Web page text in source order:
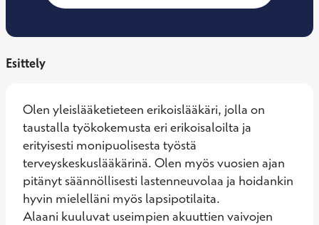
Esittely
Olen yleislääketieteen erikoislääkäri, jolla on
taustalla työkokemusta eri erikoisaloilta ja
erityisesti monipuolisesta työstä
terveyskeskuslääkärinä. Olen myös vuosien ajan
pitänyt säännöllisesti lastenneuvolaa ja hoidankin
hyvin mielelläni myös lapsipotilaita.
Alaani kuuluvat useimpien akuuttien vaivojen